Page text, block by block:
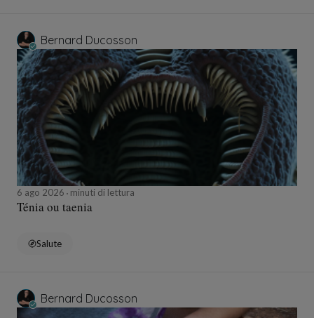
Bernard Ducosson
6 ago 2026 minuti di lettura
Ténia ou taenia
Salute
Bernard Ducosson